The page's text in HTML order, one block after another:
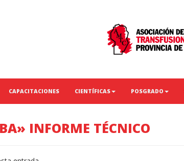
CAPACITACIONES CIENTÍFICAS POSGRADO
INFORME TÉCNICO